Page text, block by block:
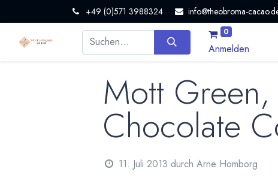
+49 (0)571 3988324 info@theobroma-
0
Anmelden
Mott
Chocolate
11. Juli 2013 durch Arne Homborg